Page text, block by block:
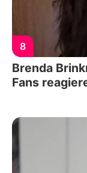
8
Brenda
Fans